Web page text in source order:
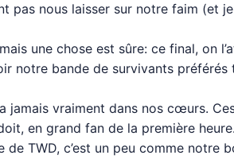
pas nous laisser sur notre faim (et
une chose est sûre: ce final, on
notre bande de survivants
vraiment dans nos cœurs.
en grand fan de la première heure.
TWD, c’est un peu comme notre